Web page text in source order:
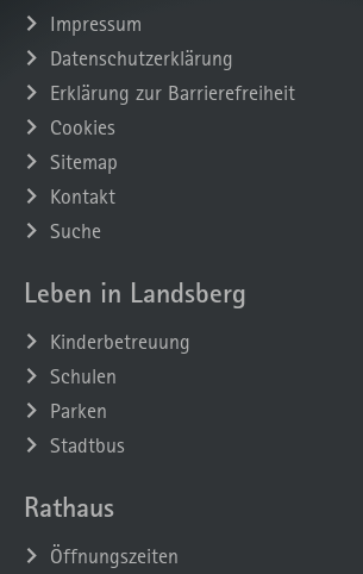
Impressum
Datenschutzerklärung
Erklärung zur Barrierefreiheit
Cookies
Sitemap
Kontakt
Suche
Leben in Landsberg
Kinderbetreuung
Schulen
Parken
Stadtbus
Rathaus
Öffnungszeiten